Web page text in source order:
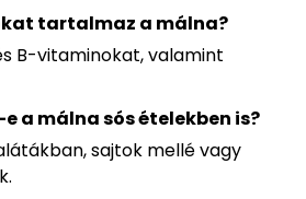
tartalmaz a málna?
B-vitaminokat, valamint
a málna sós ételekben is?
sajtok mellé vagy